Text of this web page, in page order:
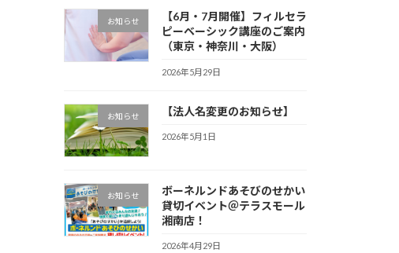
お知らせ
【6月・7月開催】フィルセラ
ピーベーシック講座のご案内
（東京・神奈川・大阪）
2026年5月29日
お知らせ 【法人名変更のお知らせ】
2026年5月1日
お知らせ
ボーネルンドあそびのせかい
貸切イベント＠テラスモール
湘南店！
2026年4月29日